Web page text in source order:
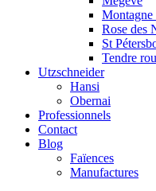
Montagne
Rose des
St
Tendre
Utzschneider
Hansi
Obernai
Professionnels
Contact
Blog
Faïences
Manufactures